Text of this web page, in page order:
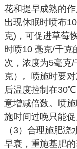
花和提早成熟的
出现休眠时喷布
克)，可促进草莓
时喷10 毫克/千克
次，浓度为5毫克
克）。喷施时要
后温度控制在
意增减倍数。喷
施时间过晚只能
（3）合理施肥
早衰，重施基肥